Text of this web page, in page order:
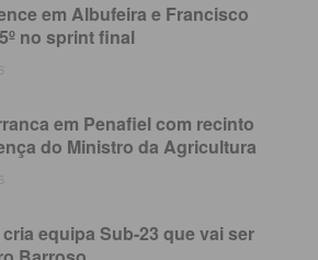
Francisco Covelinhas
do projeto, foi uma das
institucional desta
como o resultado de um esforço
e crescimento, com
Municipal de Penafiel,
em Albufeira e Francisco
no sprint final
em Penafiel com recinto
do Ministro da Agricultura
equipa Sub-23 que vai ser